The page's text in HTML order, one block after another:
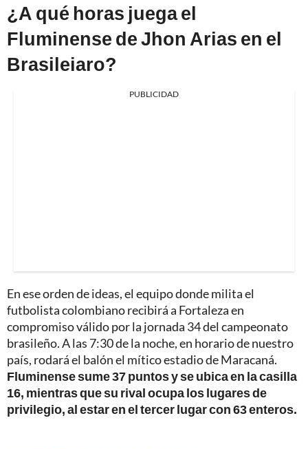
¿A qué horas juega el
Fluminense de Jhon Arias en el
Brasileiaro?
PUBLICIDAD
En ese orden de ideas, el equipo donde milita el
futbolista colombiano recibirá a Fortaleza en
compromiso válido por la jornada 34 del campeonato
brasileño. A las 7:30 de la noche, en horario de nuestro
país, rodará el balón el mítico estadio de Maracaná.
Fluminense sume 37 puntos y se ubica en la casilla
16, mientras que su rival ocupa los lugares de
privilegio, al estar en el tercer lugar con 63 enteros.